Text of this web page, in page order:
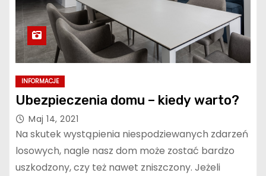
INFORMACJE
Ubezpieczenia domu – kiedy warto?
Maj 14, 2021
Na skutek wystąpienia niespodziewanych zdarzeń
losowych, nagle nasz dom może zostać bardzo
uszkodzony, czy też nawet zniszczony. Jeżeli